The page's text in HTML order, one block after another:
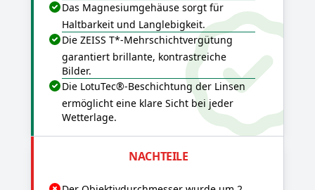
Das Magnesiumgehäuse sorgt für
Haltbarkeit und Langlebigkeit.
Die ZEISS T*-Mehrschichtvergütung
garantiert brillante, kontrastreiche
Bilder.
Die LotuTec®-Beschichtung der Linsen
ermöglicht eine klare Sicht bei jeder
Wetterlage.
NACHTEILE